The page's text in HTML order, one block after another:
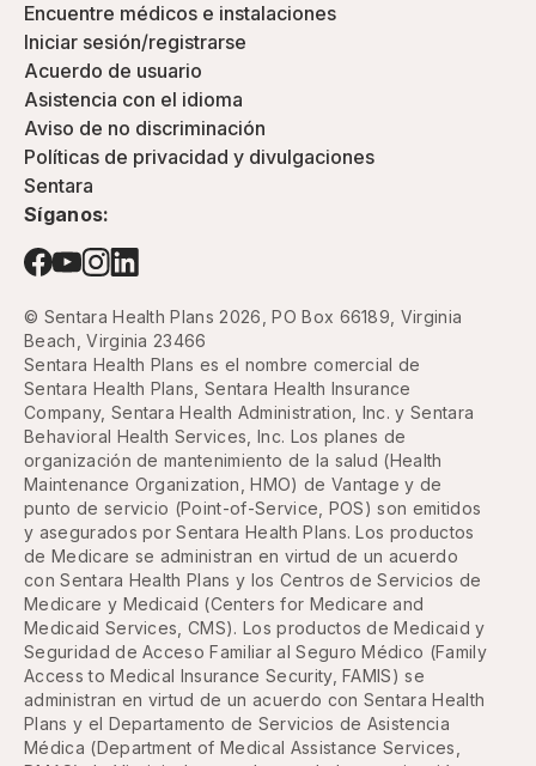
Encuentre médicos e instalaciones
Iniciar sesión/registrarse
Acuerdo de usuario
Asistencia con el idioma
Aviso de no discriminación
Políticas de privacidad y divulgaciones
Sentara
Síganos:
© Sentara Health Plans 2026, PO Box 66189, Virginia
Beach, Virginia 23466
Sentara Health Plans es el nombre comercial de
Sentara Health Plans, Sentara Health Insurance
Company, Sentara Health Administration, Inc. y Sentara
Behavioral Health Services, Inc. Los planes de
organización de mantenimiento de la salud (Health
Maintenance Organization, HMO) de Vantage y de
punto de servicio (Point-of-Service, POS) son emitidos
y asegurados por Sentara Health Plans. Los productos
de Medicare se administran en virtud de un acuerdo
con Sentara Health Plans y los Centros de Servicios de
Medicare y Medicaid (Centers for Medicare and
Medicaid Services, CMS). Los productos de Medicaid y
Seguridad de Acceso Familiar al Seguro Médico (Family
Access to Medical Insurance Security, FAMIS) se
administran en virtud de un acuerdo con Sentara Health
Plans y el Departamento de Servicios de Asistencia
Médica (Department of Medical Assistance Services,